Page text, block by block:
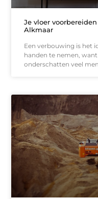
Je vloer
Alkmaar
Een verbouwing is het
handen te nemen,
onderschatten veel